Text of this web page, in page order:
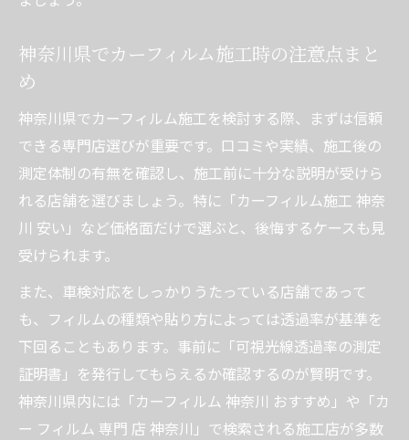
神奈川県でカーフィルム施工時の注意点まと
め
神奈川県でカーフィルム施工を検討する際、まずは信頼
できる専門店選びが重要です。口コミや実績、施工後の
測定体制の有無を確認し、施工前に十分な説明が受けら
れる店舗を選びましょう。特に「カーフィルム施工 神奈
川 安い」など価格面だけで選ぶと、後悔するケースも見
受けられます。
また、車検対応をしっかりうたっている店舗であって
も、フィルムの種類や貼り方によっては透過率が基準を
下回ることもあります。事前に「可視光線透過率の測定
証明書」を発行してもらえるか確認するのが賢明です。
神奈川県内には「カーフィルム 神奈川 おすすめ」や「カ
ー フィルム 専門 店 神奈川」で検索される施工店が多数